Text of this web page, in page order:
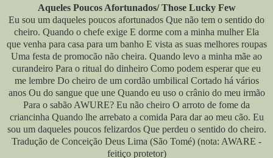
Aqueles Poucos Afortunados/ Those Lucky Few
Eu sou um daqueles poucos afortunados Que não tem o sentido do
cheiro. Quando o chefe exige E dorme com a minha mulher Ela
que venha para casa para um banho E vista as suas melhores roupas
Uma festa de promocão não cheira. Quando levo a minha mãe ao
curandeiro Para o ritual do dinheiro Como podem esperar que eu
me lembre Do cheiro de um cordão umbilical Cortado há vários
anos Ou do sangue que une Quando eu uso o crânio do meu irmão
Para o sabão AWURE? Eu não cheiro O arroto de fome da
criancinha Quando lhe arrebato a comida Para dar ao meu cão. Eu
sou um daqueles poucos felizardos Que perdeu o sentido do cheiro.
Tradução de Conceição Deus Lima (São Tomé) (nota: AWARE -
feitiço protetor)